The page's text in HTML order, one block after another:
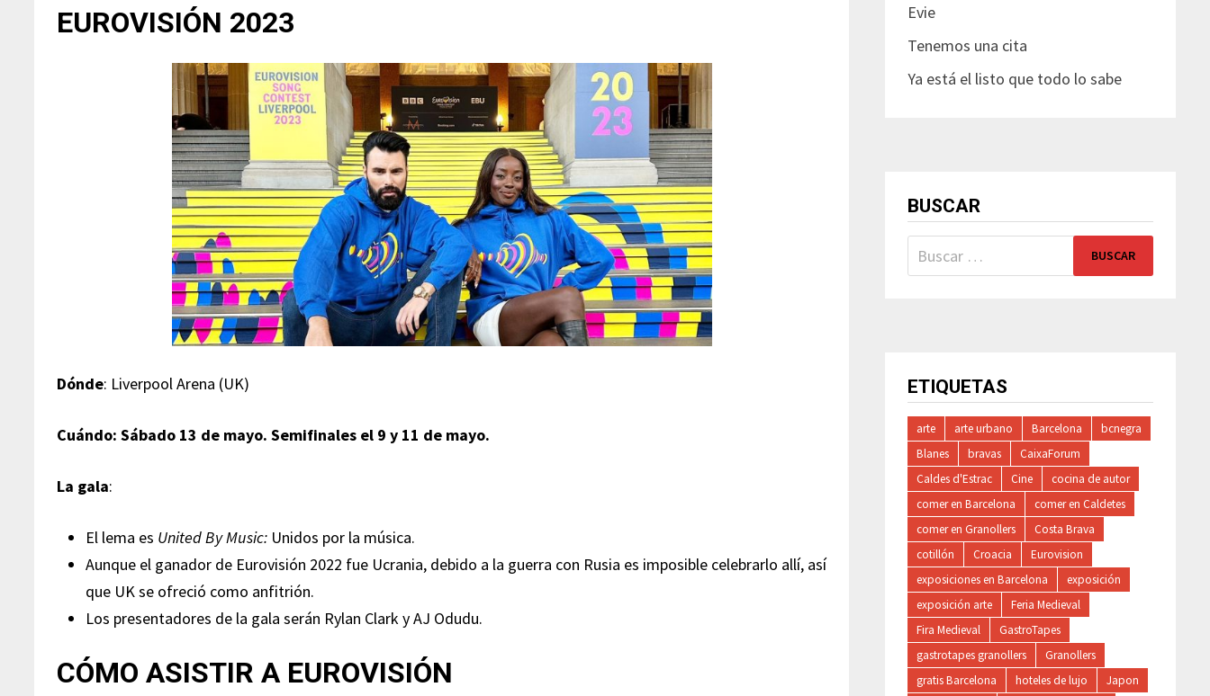
EUROVISIÓN 2023
Dónde: Liverpool Arena (UK)
Cuándo: Sábado 13 de mayo. Semifinales el 9 y 11 de mayo.
La gala:
El lema es United By Music: Unidos por la música.
Aunque el ganador de Eurovisión 2022 fue Ucrania, debido a la guerra con Rusia es imposible celebrarlo allí, así
que UK se ofreció como anfitrión.
Los presentadores de la gala serán Rylan Clark y AJ Odudu.
CÓMO ASISTIR A EUROVISIÓN
Evie
Tenemos una cita
Ya está el listo que todo lo sabe
BUSCAR
Buscar:
ETIQUETAS
arte arte urbano Barcelona
bcnegra
Blanes
bravas
CaixaForum
Caldes d'Estrac
Cine
cocina de autor
comer en Barcelona
comer en Caldetes
comer en Granollers
Costa Brava
cotillón
Croacia
Eurovision
exposiciones en Barcelona
exposición
exposición arte
Feria Medieval
Fira Medieval
GastroTapes
gastrotapes granollers
Granollers
gratis Barcelona
hoteles de lujo
Japon